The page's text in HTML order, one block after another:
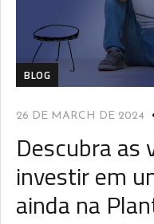
BLOG
26 DE MARCH DE 2024
Descubra as
investir em
ainda na